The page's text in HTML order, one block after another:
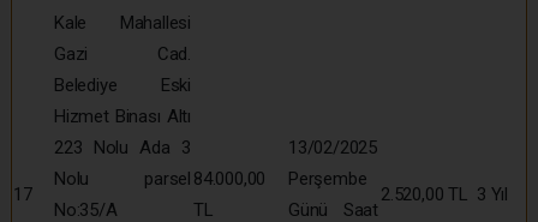
17
Kale Mahallesi
Gazi Cad.
Belediye Eski
Hizmet Binası Altı
223 Nolu Ada 3
Nolu parsel
No:35/A
84.000,00
TL
13/02/2025
Perşembe
Günü Saat
2.520,00 TL 3 Yıl